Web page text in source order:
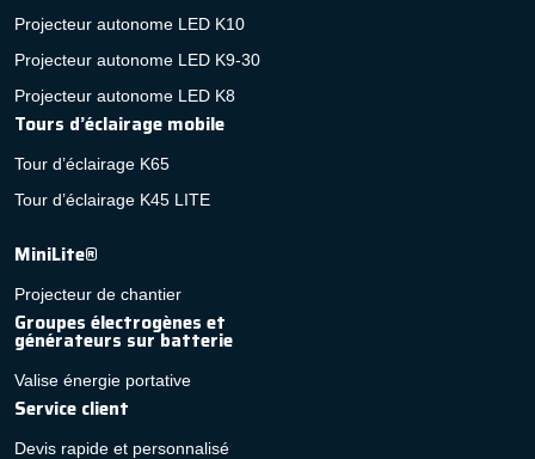
Projecteur autonome LED K10
Projecteur autonome LED K9-30
Projecteur autonome LED K8
Tours d’éclairage mobile
Tour d’éclairage K65
Tour d’éclairage K45 LITE
MiniLite®
Projecteur de chantier
Groupes électrogènes et
générateurs sur batterie
Valise énergie portative
Service client
Devis rapide et personnalisé